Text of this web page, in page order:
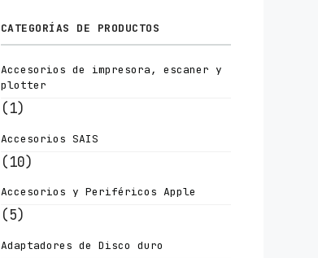
CATEGORÍAS DE PRODUCTOS
Accesorios de impresora, escaner y
plotter
(1)
Accesorios SAIS
(10)
Accesorios y Periféricos Apple
(5)
Adaptadores de Disco duro